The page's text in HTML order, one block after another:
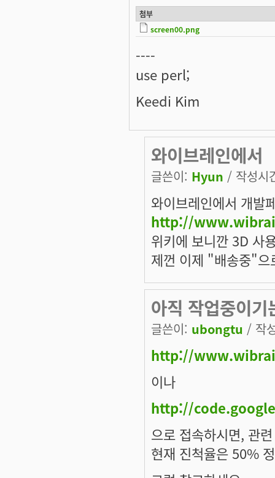
첨부
screen00.png
----
use perl;
Keedi Kim
와이브레인에서
글쓴이: Hyun / 작성시
와이브레인에서 개발
http://
위키에 보니깐 3D 사
제껀 이제 "배송중"으
아직 작업중이
글쓴이: ubongtu / 작
http://
이나
http://
으로 접속하시면, 관
현재 진척율은 50%